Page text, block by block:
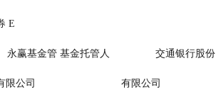
债券 E
永赢基金管 基金托管人                交通银行股份
理有限公司                              有限公司